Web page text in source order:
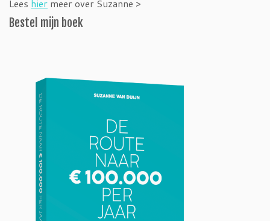
Lees hier meer over Suzanne >
Bestel mijn boek